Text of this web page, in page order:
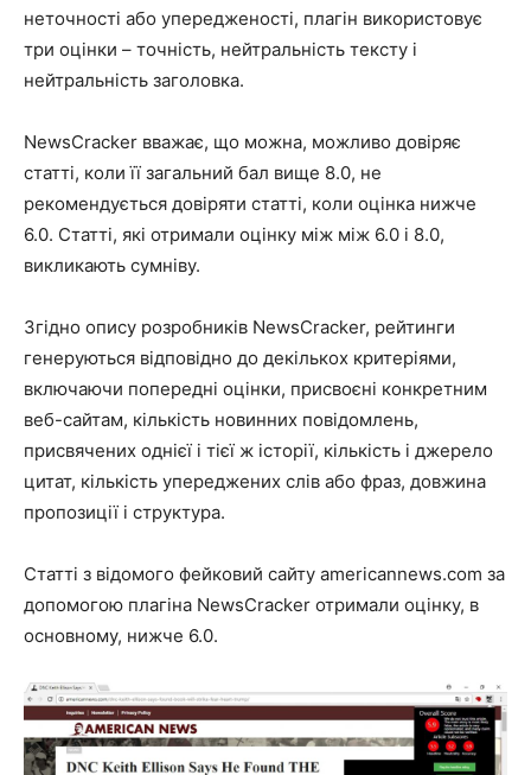
неточності або упередженості, плагін використовує
три оцінки – точність, нейтральність тексту і
нейтральність заголовка.
NewsCracker вважає, що можна, можливо довіряє
статті, коли її загальний бал вище 8.0, не
рекомендується довіряти статті, коли оцінка нижче
6.0. Статті, які отримали оцінку між між 6.0 і 8.0,
викликають сумніву.
Згідно опису розробників NewsCracker, рейтинги
генеруються відповідно до декількох критеріями,
включаючи попередні оцінки, присвоєні конкретним
веб-сайтам, кількість новинних повідомлень,
присвячених однієї і тієї ж історії, кількість і джерело
цитат, кількість упереджених слів або фраз, довжина
пропозиції і структура.
Статті з відомого фейковий сайту americannews.com за
допомогою плагіна NewsCracker отримали оцінку, в
основному, нижче 6.0.